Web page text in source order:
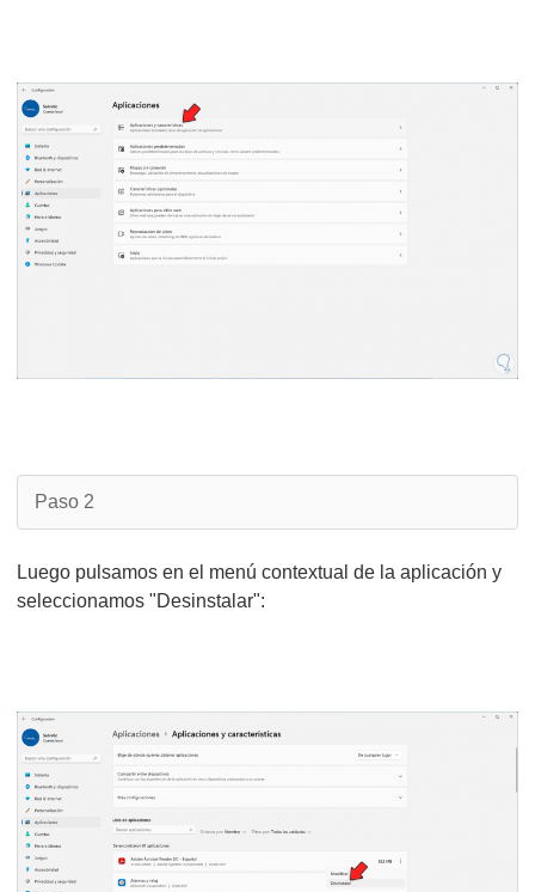
Paso 2
Luego pulsamos en el menú contextual de la aplicación y
seleccionamos "Desinstalar":